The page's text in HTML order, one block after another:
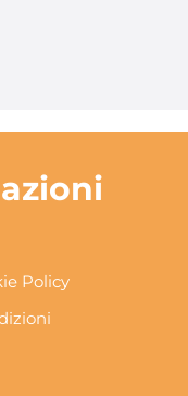
Policy